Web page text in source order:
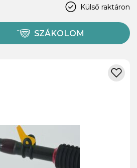
Külső raktáron
SZÁKOLOM